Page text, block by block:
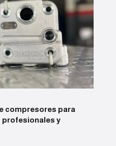
compresores para
profesionales y